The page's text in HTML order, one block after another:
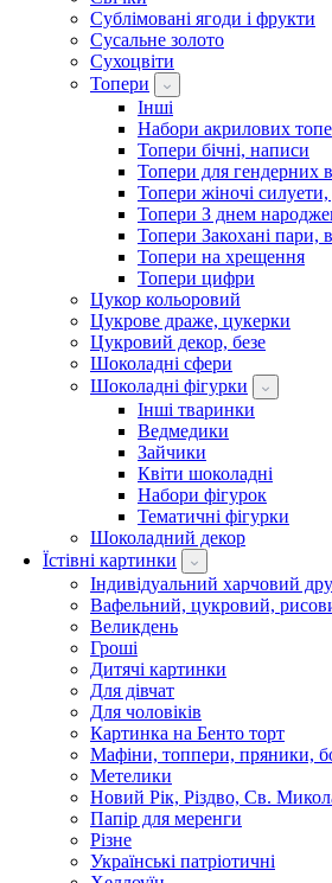
Сублімовані ягоди і фрукти
Сусальне золото
Сухоцвіти
Топери
Інші
Набори акрилових
Топери бічні, написи
Топери для гендерних
Топери жіночі
Топери З днем
Топери Закохані пари,
Топери на хрещення
Топери цифри
Цукор кольоровий
Цукрове драже, цукерки
Цукровий декор, безе
Шоколадні сфери
Шоколадні фігурки
Інші тваринки
Ведмедики
Зайчики
Квіти шоколадні
Набори фігурок
Тематичні фігурки
Шоколадний декор
Їстівні картинки
Індивідуальний харчовий
Вафельний, цукровий,
Великдень
Гроші
Дитячі картинки
Для дівчат
Для чоловіків
Картинка на Бенто торт
Мафіни, топпери, пряники,
Метелики
Новий Рік, Різдво, Св.
Папір для меренги
Різне
Українські патріотичні